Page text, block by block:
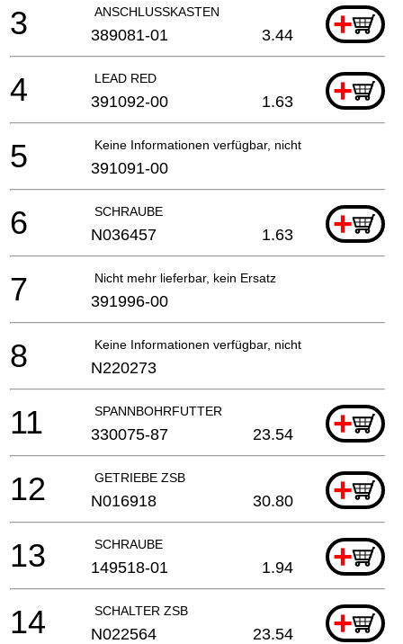
ANSCHLUSSKASTEN +
3 389081-01 3.44
LEAD RED +
4 391092-00 1.63
Keine Informationen verfügbar, nicht bestellbar
5 391091-00
SCHRAUBE +
6 N036457 1.63
Nicht mehr lieferbar, kein Ersatz
7 391996-00
Keine Informationen verfügbar, nicht bestellbar
8 N220273
SPANNBOHRFUTTER +
11 330075-87 23.54
GETRIEBE ZSB +
12 N016918 30.80
SCHRAUBE +
13 149518-01 1.94
SCHALTER ZSB +
14 N022564 23.54